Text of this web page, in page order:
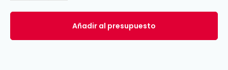
Añadir al presupuesto